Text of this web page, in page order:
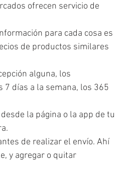
ofrecen servicio de
para cada cosa es
de productos similares
alguna, los
días a la semana, los 365
la página o la app de tu
de realizar el envío. Ahí
y agregar o quitar